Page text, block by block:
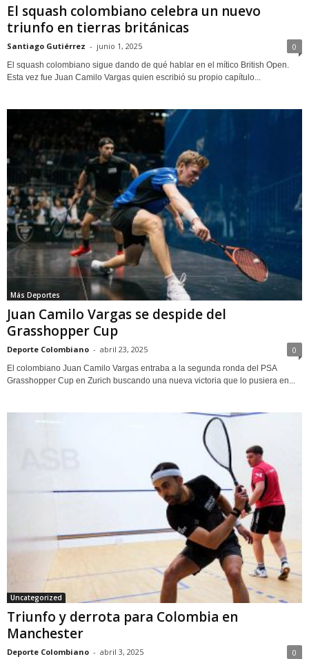
El squash colombiano celebra un nuevo
triunfo en tierras británicas
Santiago Gutiérrez - junio 1, 2025 0
El squash colombiano sigue dando de qué hablar en el mítico British Open.
Esta vez fue Juan Camilo Vargas quien escribió su propio capítulo...
Más Deportes
Juan Camilo Vargas se despide del
Grasshopper Cup
Deporte Colombiano - abril 23, 2025 0
El colombiano Juan Camilo Vargas entraba a la segunda ronda del PSA
Grasshopper Cup en Zurich buscando una nueva victoria que lo pusiera en...
Uncategorized
Triunfo y derrota para Colombia en
Manchester
Deporte Colombiano - abril 3, 2025 0